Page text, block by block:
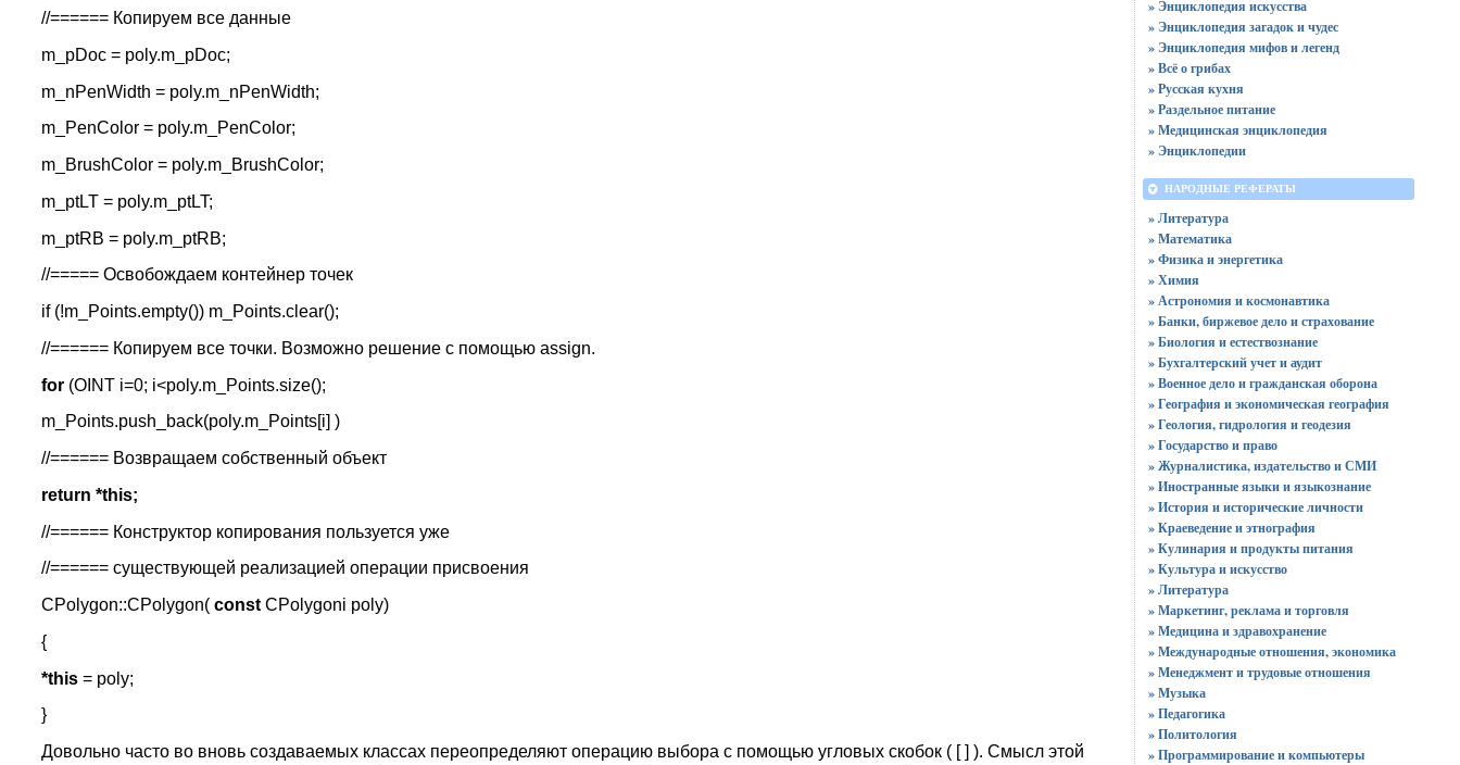
//====== Копируем все данные
m_pDoc = poly.m_pDoc;
m_nPenWidth = poly.m_nPenWidth;
m_PenColor = poly.m_PenColor;
m_BrushColor = poly.m_BrushColor;
m_ptLT = poly.m_ptLT;
m_ptRB = poly.m_ptRB;
//===== Освобождаем контейнер точек
if (!m_Points.empty()) m_Points.clear();
//====== Копируем все точки. Возможно решение с помощью assign.
for (OINT i=0; i<poly.m_Points.size();
m_Points.push_back(poly.m_Points[i] )
//====== Возвращаем собственный объект
return *this;
//====== Конструктор копирования пользуется уже
//====== существующей реализацией операции присвоения
CPolygon::CPolygon( const CPolygoni poly)
{
*this = poly;
}
Довольно часто во вновь создаваемых классах переопределяют операцию выбора с помощью угловых скобок ( [ ] ). Смысл этой
» Энциклопедия искусства
» Энциклопедия загадок и чудес
» Энциклопедия мифов и легенд
» Всё о грибах
» Русская кухня
» Раздельное питание
» Медицинская энциклопедия
» Энциклопедии
НАРОДНЫЕ РЕФЕРАТЫ
» Литература
» Математика
» Физика и энергетика
» Химия
» Астрономия и космонавтика
» Банки, биржевое дело и страхование
» Биология и естествознание
» Бухгалтерский учет и аудит
» Военное дело и гражданская оборона
» География и экономическая география
» Геология, гидрология и геодезия
» Государство и право
» Журналистика, издательство и СМИ
» Иностранные языки и языкознание
» История и исторические личности
» Краеведение и этнография
» Кулинария и продукты питания
» Культура и искусство
» Литература
» Маркетинг, реклама и торговля
» Медицина и здравохранение
» Международные отношения, экономика
» Менеджмент и трудовые отношения
» Музыка
» Педагогика
» Политология
» Программирование и компьютеры